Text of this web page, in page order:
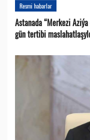
Resmi habarlar
Astanada “Merkezi
gün tertibi